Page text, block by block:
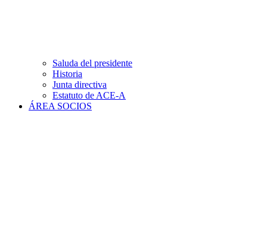
Saluda del presidente
Historia
Junta directiva
Estatuto de ACE-A
ÁREA SOCIOS